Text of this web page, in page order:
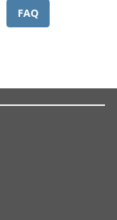
FAQ